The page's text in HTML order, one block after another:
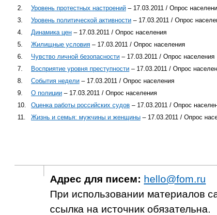
2.
Уровень протестных настроений – 17.03.2011 / Опрос
3.
Уровень политической активности – 17.03.2011 / Опрос
4.
Динамика цен – 17.03.2011 / Опрос населения
5.
Жилищные условия – 17.03.2011 / Опрос населения
6.
Чувство личной безопасности – 17.03.2011 / Опрос населения
7.
Восприятие уровня преступности – 17.03.2011 / Опрос
8.
События недели – 17.03.2011 / Опрос населения
9.
О полиции – 17.03.2011 / Опрос населения
10.
Оценка работы российских судов – 17.03.2011 / Опрос
11.
Жизнь и семья: мужчины и женщины – 17.03.2011 / Опрос
Адрес для писем: hello@fom.ru
При использовании материалов
ссылка на источник обязательна.